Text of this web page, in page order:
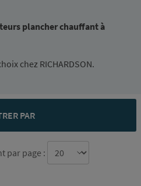
plancher chauffant à
chez RICHARDSON.
PAR
par page :